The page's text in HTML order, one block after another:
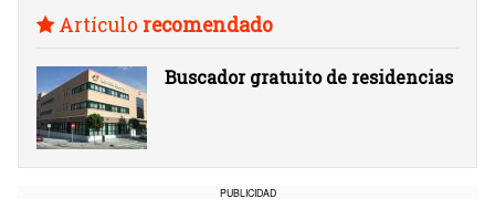
Artículo recomendado
Buscador gratuito de residencias
PUBLICIDAD